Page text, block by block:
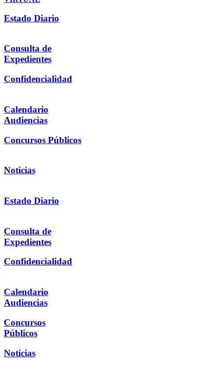
Estado Diario
Consulta de
Expedientes
Confidencialidad
Calendario
Audiencias
Concursos Públicos
Noticias
Estado Diario
Consulta de
Expedientes
Confidencialidad
Calendario
Audiencias
Concursos
Públicos
Noticias